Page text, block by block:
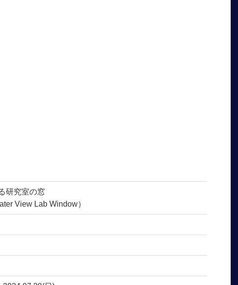
研究室の窓
View Lab Window）